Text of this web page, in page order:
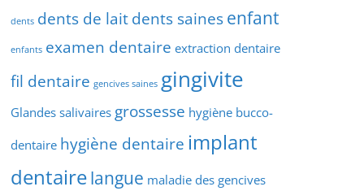
dents dents de lait dents saines enfant
enfants examen dentaire extraction dentaire
fil dentaire gencives saines gingivite
Glandes salivaires grossesse hygiène bucco-
dentaire hygiène dentaire implant
dentairelangue maladie des gencives